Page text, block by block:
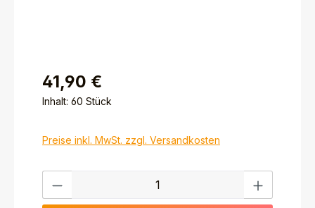
41,90 €
Inhalt: 60 Stück
Preise inkl. MwSt. zzgl. Versandkosten
Produkt Anzahl: Gib den gewünschten Wert ein